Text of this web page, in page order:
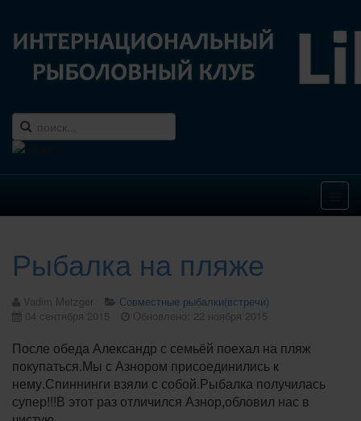
Рыбалка на пляже
Vadim Metzger
Совместные рыбалки(встречи)
04 сентября 2015
Обновлено: 22 ноября 2015
После обеда Александр с семьёй поехал на пляж
покупаться.Мы с Азнором присоединились к
нему.Спиннинги взяли с собой.Рыбалка получилась
супер!!!В этот раз отличился Азнор,обловил нас в